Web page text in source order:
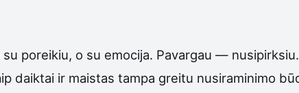
poreikiu, o su emocija. Pavargau —
daiktai ir maistas tampa greitu nusiraminimo